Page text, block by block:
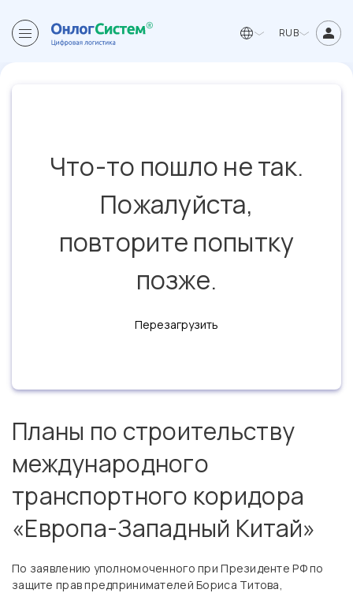
RUB
Что-то пошло не так.
Пожалуйста,
повторите попытку
позже.
Перезагрузить
Планы по строительству
международного
транспортного коридора
«Европа-Западный Китай»
По заявлению уполномоченного при Президенте РФ по
защите прав предпринимателей Бориса Титова,